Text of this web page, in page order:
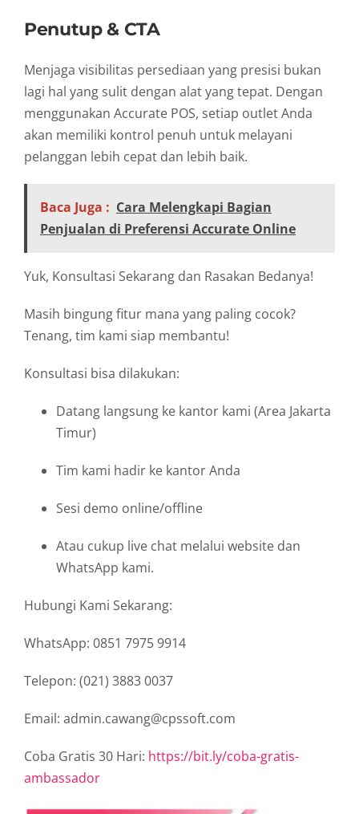
Penutup & CTA
Menjaga visibilitas persediaan yang presisi bukan
lagi hal yang sulit dengan alat yang tepat. Dengan
menggunakan Accurate POS, setiap outlet Anda
akan memiliki kontrol penuh untuk melayani
pelanggan lebih cepat dan lebih baik.
Baca Juga : Cara Melengkapi Bagian
Penjualan di Preferensi Accurate Online
Yuk, Konsultasi Sekarang dan Rasakan Bedanya!
Masih bingung fitur mana yang paling cocok?
Tenang, tim kami siap membantu!
Konsultasi bisa dilakukan:
Datang langsung ke kantor kami (Area Jakarta
Timur)
Tim kami hadir ke kantor Anda
Sesi demo online/offline
Atau cukup live chat melalui website dan
WhatsApp kami.
Hubungi Kami Sekarang:
WhatsApp: 0851 7975 9914
Telepon: (021) 3883 0037
Email: admin.cawang@cpssoft.com
Coba Gratis 30 Hari: https://bit.ly/coba-gratis-
ambassador